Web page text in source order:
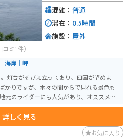
コミ1件）
海岸｜岬
灯台がそびえ立っており、四国が望めま
かりですが、木々の間からで見れる景色も
元のライダーにも人気があり、オススメス
詳しく見る
混雑： 普通
滞在： 0.5時間
施設： 屋外
お気に入り